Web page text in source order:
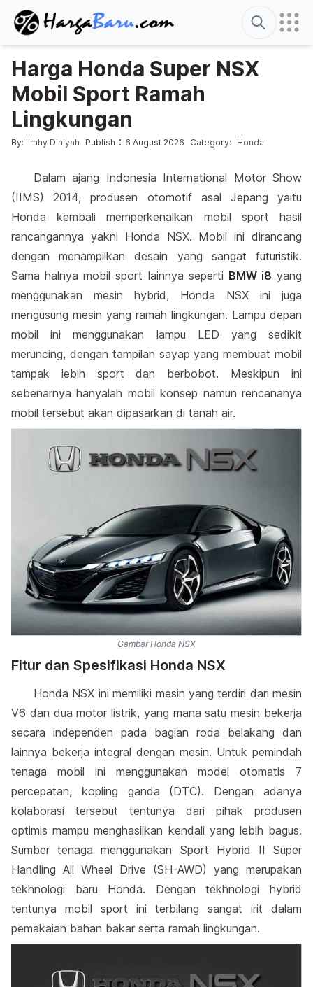
Search
Harga Honda Super NSX
Mobil Sport Ramah
Lingkungan
Posted by
By: Ilmhy Diniyah Publish : 6 August 2026 Posted in
Category: Honda
Dalam ajang Indonesia International Motor Show
(IIMS) 2014, produsen otomotif asal Jepang yaitu
Honda kembali memperkenalkan mobil sport hasil
rancangannya yakni Honda NSX. Mobil ini dirancang
dengan menampilkan desain yang sangat futuristik.
Sama halnya mobil sport lainnya seperti BMW i8 yang
menggunakan mesin hybrid, Honda NSX ini juga
mengusung mesin yang ramah lingkungan. Lampu depan
mobil ini menggunakan lampu LED yang sedikit
meruncing, dengan tampilan sayap yang membuat mobil
tampak lebih sport dan berbobot. Meskipun ini
sebenarnya hanyalah mobil konsep namun rencananya
mobil tersebut akan dipasarkan di tanah air.
Gambar Honda NSX
Fitur dan Spesifikasi Honda NSX
Honda NSX ini memiliki mesin yang terdiri dari mesin
V6 dan dua motor listrik, yang mana satu mesin bekerja
secara independen pada bagian roda belakang dan
lainnya bekerja integral dengan mesin. Untuk pemindah
tenaga mobil ini menggunakan model otomatis 7
percepatan, kopling ganda (DTC). Dengan adanya
kolaborasi tersebut tentunya dari pihak produsen
optimis mampu menghasilkan kendali yang lebih bagus.
Sumber tenaga menggunakan Sport Hybrid II Super
Handling All Wheel Drive (SH-AWD) yang merupakan
tekhnologi baru Honda. Dengan tekhnologi hybrid
tentunya mobil sport ini terbilang sangat irit dalam
pemakaian bahan bakar serta ramah lingkungan.